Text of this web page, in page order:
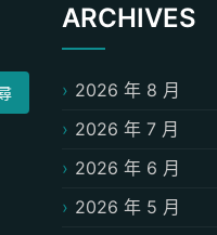
ARCHIVES
2026 年 8 月
2026 年 7 月
2026 年 6 月
2026 年 5 月